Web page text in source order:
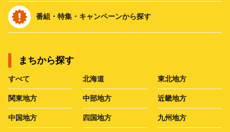
番組・特集・キャンペーンから探す
まちから探す
すべて 北海道 東北地方
関東地方 中部地方 近畿地方
中国地方 四国地方 九州地方